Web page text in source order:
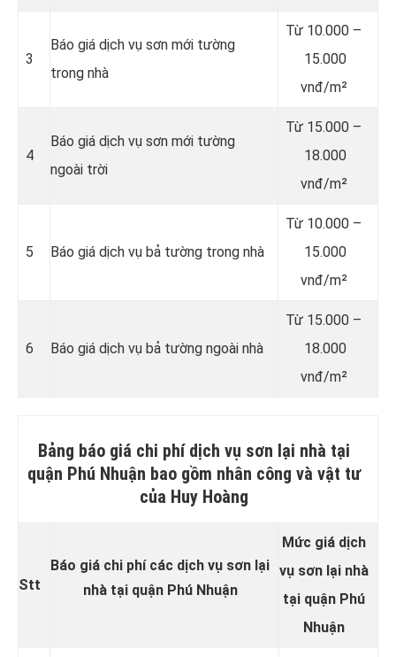
3
Báo giá dịch vụ sơn mới tường
trong nhà
Từ 10.000 –
15.000
vnđ/m²
4
Báo giá dịch vụ sơn mới tường
ngoài trời
Từ 15.000 –
18.000
vnđ/m²
5 Báo giá dịch vụ bả tường trong nhà
Từ 10.000 –
15.000
vnđ/m²
6 Báo giá dịch vụ bả tường ngoài nhà
Từ 15.000 –
18.000
vnđ/m²
Bảng báo giá chi phí dịch vụ sơn lại nhà tại
quận Phú Nhuận bao gồm nhân công và vật tư
của Huy Hoàng
Stt
Báo giá chi phí các dịch vụ sơn lại
nhà tại quận Phú Nhuận
Mức giá dịch
vụ sơn lại nhà
tại quận Phú
Nhuận